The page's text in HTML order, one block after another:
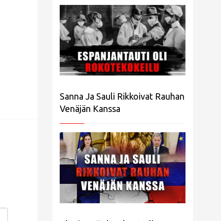
Sanna Ja Sauli Rikkoivat Rauhan
Venäjän Kanssa